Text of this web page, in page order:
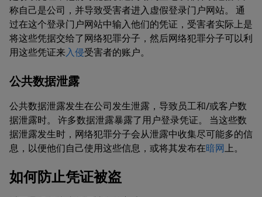
称自己是公司，并导致受害者进入虚假登录门户网站。 通
过在这个登录门户网站中输入他们的凭证，受害者实际上是
将这些凭据交给了网络犯罪分子，然后网络犯罪分子可以利
用这些凭证来入侵受害者的账户。
公共数据泄露
公共数据泄露发生在公司发生泄露，导致员工和/或客户数
据泄露时。 许多数据泄露暴露了用户登录凭证。 当这些数
据泄露发生时，网络犯罪分子会从泄露中收集尽可能多的信
息，以便他们自己使用这些信息，或将其发布在暗网上。
如何防止凭证被盗